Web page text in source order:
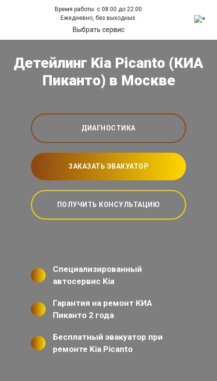
Время работы: с 08:00 до 22:00
Ежедневно, без выходных.
Выбрать сервис
Детейлинг Kia Picanto (КИА
Пиканто) в Москве
ДИАГНОСТИКА
ЗАКАЗАТЬ ЭВАКУАТОР
ПОЛУЧИТЬ КОНСУЛЬТАЦИЮ
Специализированный
автосервис Kia
Гарантия на ремонт КИА
Пиканто 2 года
Бесплатный эвакуатор при
ремонте Kia Picanto